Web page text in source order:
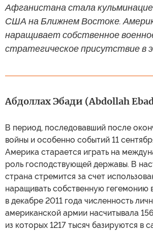
Афганистана стала
США на Ближнем Востоке.
наращивает собственное
стратегическое присутствие в
Абдоллах Эбади (Abdollah
В период, последовавший после
войны и особенно событий 11
Америка старается играть на
роль господствующей державы. В
страна стремится за счет
наращивать собственную гегемонию
в декабре 2011 года численность
американской армии насчитывала
из которых 1217 тысяч базируются в